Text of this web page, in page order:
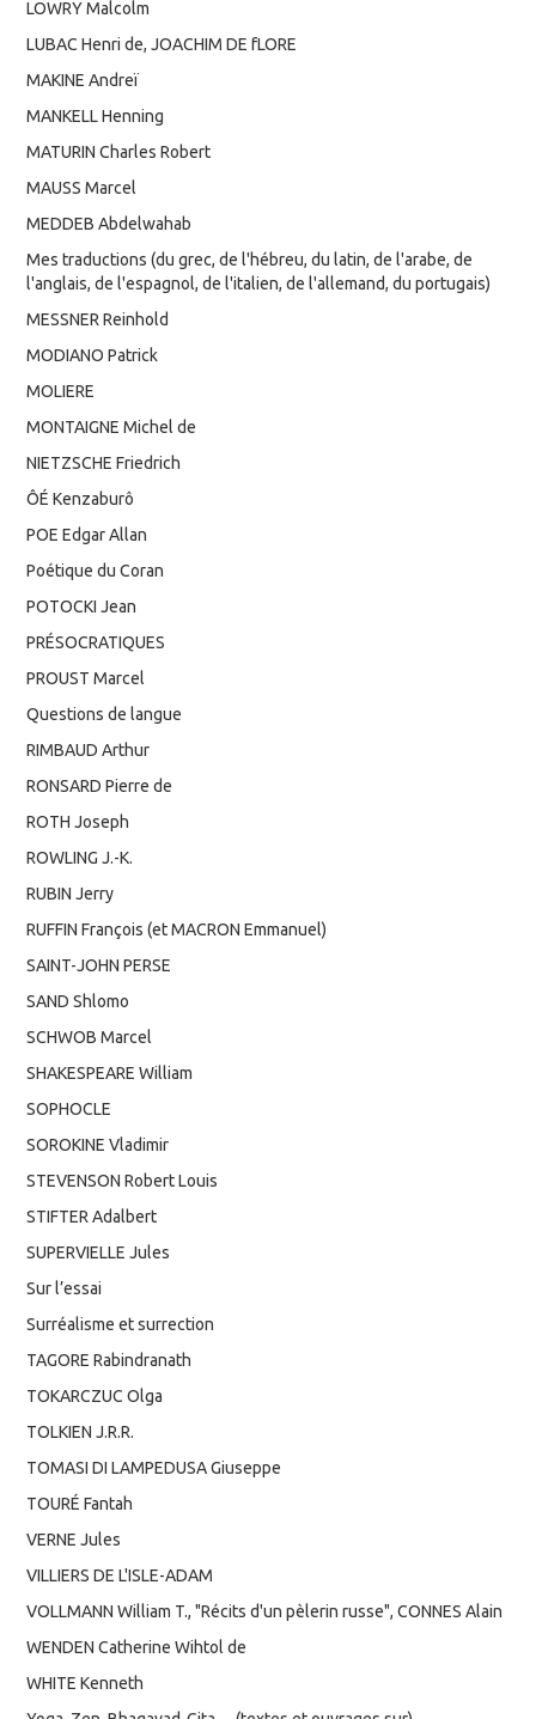
LOWRY Malcolm
LUBAC Henri de, JOACHIM DE fLORE
MAKINE Andreï
MANKELL Henning
MATURIN Charles Robert
MAUSS Marcel
MEDDEB Abdelwahab
Mes traductions (du grec, de l'hébreu, du latin, de l'arabe, de
l'anglais, de l'espagnol, de l'italien, de l'allemand, du portugais)
MESSNER Reinhold
MODIANO Patrick
MOLIERE
MONTAIGNE Michel de
NIETZSCHE Friedrich
ÔÉ Kenzaburô
POE Edgar Allan
Poétique du Coran
POTOCKI Jean
PRÉSOCRATIQUES
PROUST Marcel
Questions de langue
RIMBAUD Arthur
RONSARD Pierre de
ROTH Joseph
ROWLING J.-K.
RUBIN Jerry
RUFFIN François (et MACRON Emmanuel)
SAINT-JOHN PERSE
SAND Shlomo
SCHWOB Marcel
SHAKESPEARE William
SOPHOCLE
SOROKINE Vladimir
STEVENSON Robert Louis
STIFTER Adalbert
SUPERVIELLE Jules
Sur l’essai
Surréalisme et surrection
TAGORE Rabindranath
TOKARCZUC Olga
TOLKIEN J.R.R.
TOMASI DI LAMPEDUSA Giuseppe
TOURÉ Fantah
VERNE Jules
VILLIERS DE L'ISLE-ADAM
VOLLMANN William T., "Récits d'un pèlerin russe", CONNES Alain
WENDEN Catherine Wihtol de
WHITE Kenneth